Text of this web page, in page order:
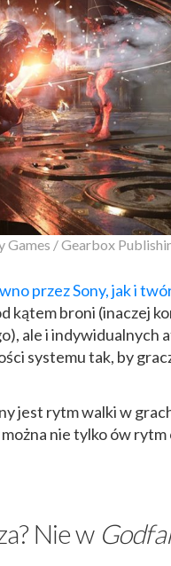
Games / Gearbox
przez Sony, jak i
kątem broni (inaczej
ale i indywidualnych
systemu tak, by
jest rytm walki w
można nie tylko ów rytm
Nie w